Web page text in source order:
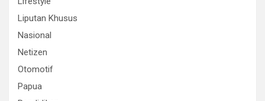
Liputan Khusus
Nasional
Netizen
Otomotif
Papua